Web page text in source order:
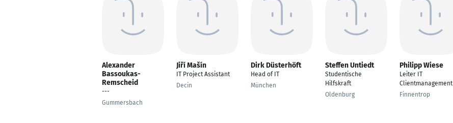
Alexander
Bassoukas-
Remscheid
---
Gummersbach
Jiří Mašín
IT Project Assistant
Decin
Dirk Düsterhöft
Head of IT
München
Steffen Untiedt
Studentische
Hilfskraft
Oldenburg
Philipp Wiese
Leiter IT
Clientmanagement
Finnentrop